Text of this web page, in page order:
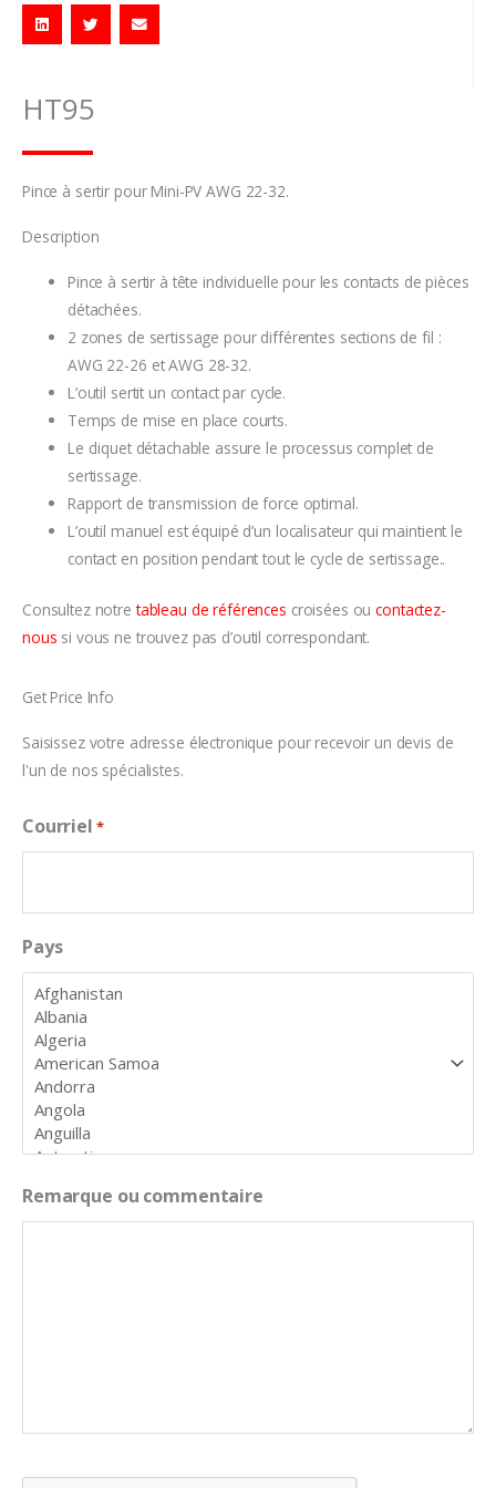
HT95
Pince à sertir pour Mini-PV AWG 22-32.
Description
Pince à sertir à tête individuelle pour les contacts de pièces
détachées.
2 zones de sertissage pour différentes sections de fil :
AWG 22-26 et AWG 28-32.
L’outil sertit un contact par cycle.
Temps de mise en place courts.
Le cliquet détachable assure le processus complet de
sertissage.
Rapport de transmission de force optimal.
L’outil manuel est équipé d’un localisateur qui maintient le
contact en position pendant tout le cycle de sertissage..
Consultez notretableau de références croisées oucontactez-
nous si vous ne trouvez pas d’outil correspondant.
Get Price Info
Saisissez votre adresse électronique pour recevoir un devis de
l'un de nos spécialistes.
Courriel *
Pays
Remarque ou commentaire